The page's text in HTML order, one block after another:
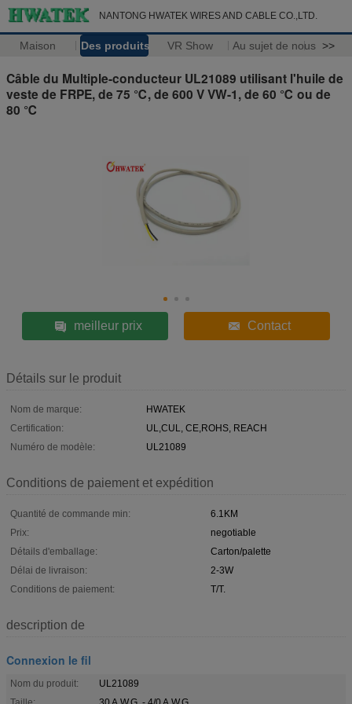
NANTONG HWATEK WIRES AND CABLE CO.,LTD.
Maison Des produits VR Show Au sujet de nous >>
Câble du Multiple-conducteur UL21089 utilisant l'huile de
veste de FRPE, de 75 ℃, de 600 V VW-1, de 60 ℃ ou de
80 ℃
meilleur prix Contact
Détails sur le produit
Nom de marque:
HWATEK
Certification:
UL,CUL, CE,ROHS, REACH
Numéro de modèle:
UL21089
Conditions de paiement et expédition
Quantité de commande min:
6.1KM
Prix:
negotiable
Détails d'emballage:
Carton/palette
Délai de livraison:
2-3W
Conditions de paiement:
T/T.
description de
Connexion le fil
Nom du produit:
UL21089